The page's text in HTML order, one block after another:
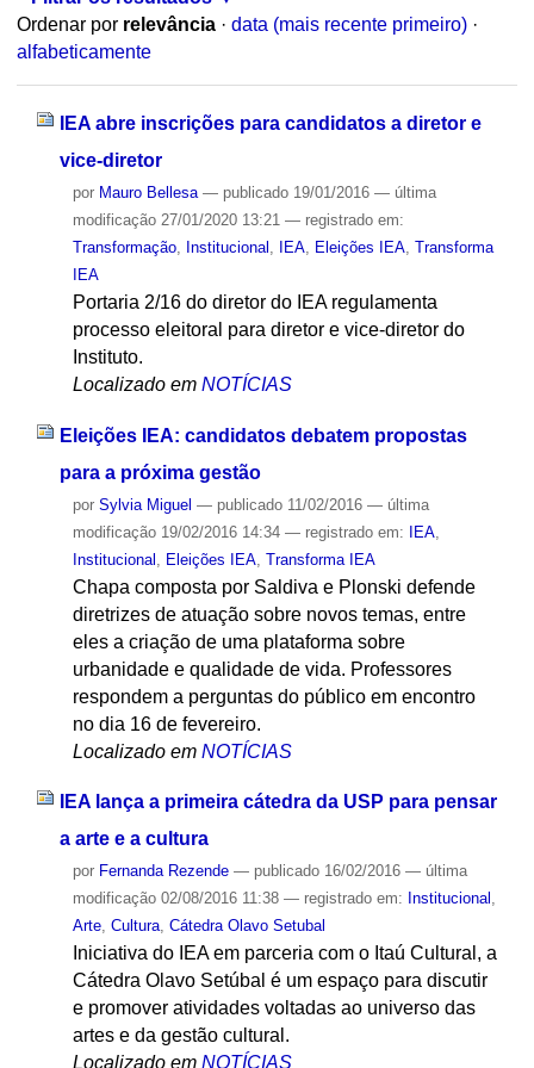
Ordenar por relevância · data (mais recente primeiro) ·
alfabeticamente
IEA abre inscrições para candidatos a diretor e
vice-diretor
por Mauro Bellesa — publicado19/01/2016 — última
modificação27/01/2020 13:21 — registrado em:
Transformação, Institucional IEA, Eleições IEA, Transforma
IEA
Portaria 2/16 do diretor do IEA regulamenta
processo eleitoral para diretor e vice-diretor do
Instituto.
Localizado em NOTÍCIAS
Eleições IEA: candidatos debatem propostas
para a próxima gestão
por Sylvia Miguel — publicado11/02/2016 — última
modificação19/02/2016 14:34 — registrado em: IEA,
Institucional
Eleições IEA, Transforma IEA
Chapa composta por Saldiva e Plonski defende
diretrizes de atuação sobre novos temas, entre
eles a criação de uma plataforma sobre
urbanidade e qualidade de vida. Professores
respondem a perguntas do público em encontro
no dia 16 de fevereiro.
Localizado em NOTÍCIAS
IEA lança a primeira cátedra da USP para pensar
a arte e a cultura
por Fernanda Rezende — publicado16/02/2016 — última
modificação02/08/2016 11:38 — registrado em: Institucional ,
Arte, Cultura, Cátedra Olavo Setubal
Iniciativa do IEA em parceria com o Itaú Cultural, a
Cátedra Olavo Setúbal é um espaço para discutir
e promover atividades voltadas ao universo das
artes e da gestão cultural.
Localizado em NOTÍCIAS